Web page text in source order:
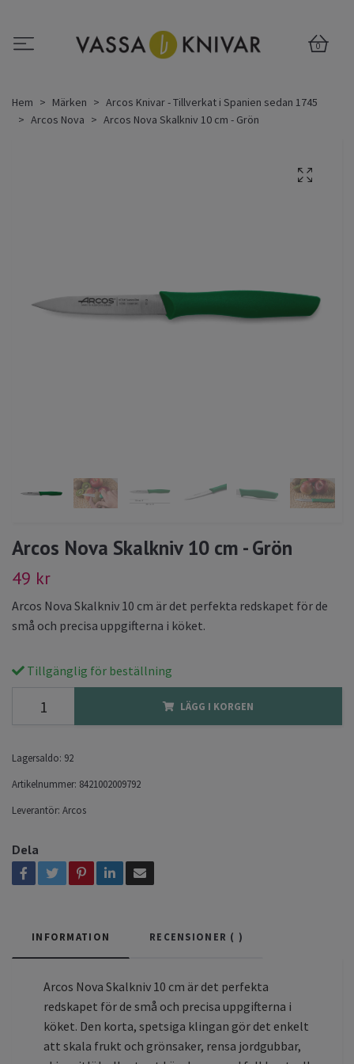
0
Hem Märken
Arcos Knivar - Tillverkat i Spanien sedan 1745
Arcos Nova
Arcos Nova Skalkniv 10 cm - Grön
Arcos Nova Skalkniv 10 cm - Grön
49 kr
Arcos Nova Skalkniv 10 cm är det perfekta redskapet för de
små och precisa uppgifterna i köket.
Tillgänglig för beställning
LÄGG I KORGEN
Lagersaldo: 92
Artikelnummer: 8421002009792
Leverantör: Arcos
Dela
INFORMATION RECENSIONER ( )
Arcos Nova Skalkniv 10 cm är det perfekta
redskapet för de små och precisa uppgifterna i
köket. Den korta, spetsiga klingan gör det enkelt
att skala frukt och grönsaker, rensa jordgubbar,